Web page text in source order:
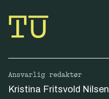
Ansvarlig redaktør
Kristina Fritsvold Nilsen